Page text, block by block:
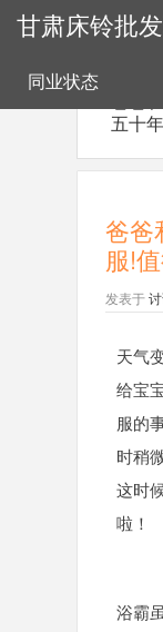
甘肃床铃批
同业状态
五十
爸爸
服!
发表于
天气
给宝
服的
时稍
这时
啦！
浴霸